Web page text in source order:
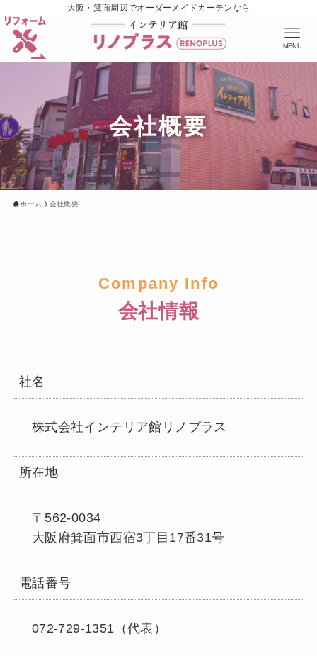
大阪・箕面周辺でオーダーメイドカーテンなら
MENU
会社概要
ホーム 会社概要
Company Info
会社情報
社名
株式会社インテリア館リノプラス
所在地
〒562-0034
大阪府箕面市西宿3丁目17番31号
電話番号
072-729-1351（代表）